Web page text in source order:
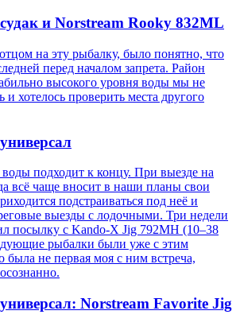
и Norstream Rooky 832ML
на эту рыбалку, было понятно, что
перед началом запрета. Район
высокого уровня воды мы не
и хотелось проверить места другого
подходит к концу. При выезде на
всё чаще вносит в наши планы свои
подстраиваться под неё и
выезды с лодочными. Три недели
посылку с Kando-X Jig 792MH (10–38
рыбалки были уже с этим
не первая моя с ним встреча,
Norstream Favorite Jig